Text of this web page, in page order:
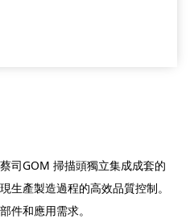
司GOM 掃描頭獨立集成成套的
生產製造過程的高效品質控制。
件和應用需求。